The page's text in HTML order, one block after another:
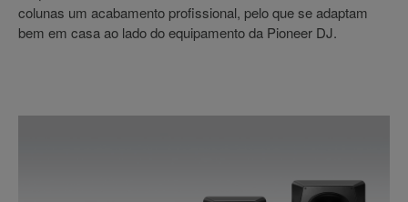
colunas um acabamento profissional, pelo que se adaptam
bem em casa ao lado do equipamento da Pioneer DJ.